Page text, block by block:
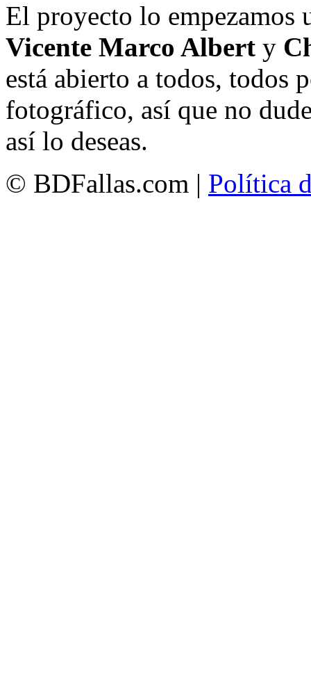
El proyecto lo empezamos
Vicente Marco Albert y
está abierto a todos, todos
fotográfico, así que no
así lo deseas.
© BDFallas.com | Política